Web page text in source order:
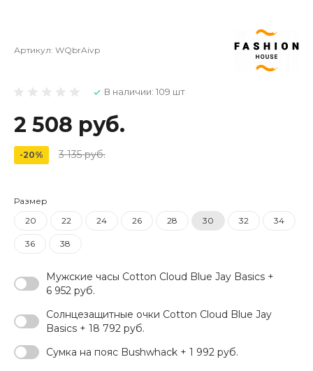
Артикул: WQbrAivp
В наличии: 109 шт
2 508 руб.
-20% 3 135 руб.
Размер
20
22 24 26 28 30 32 34
36 38
Мужские часы Cotton Cloud Blue Jay Basics +
6 952 руб.
Солнцезащитные очки Cotton Cloud Blue Jay
Basics + 18 792 руб.
Сумка на пояс Bushwhack + 1 992 руб.